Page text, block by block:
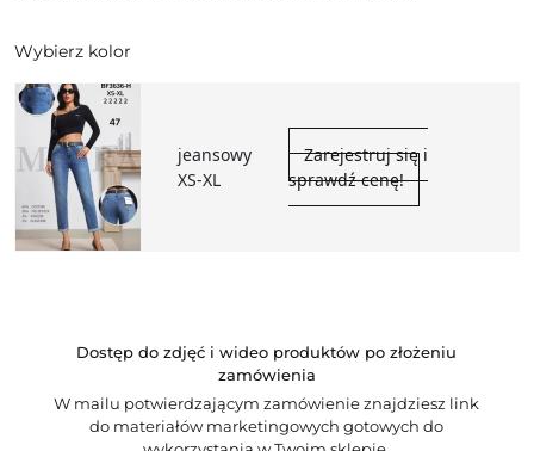
Wybierz kolor
jeansowy
XS-XL
Zarejestruj się i
sprawdź cenę!
Dostęp do zdjęć i wideo produktów po złożeniu
zamówienia
W mailu potwierdzającym zamówienie znajdziesz link
do materiałów marketingowych gotowych do